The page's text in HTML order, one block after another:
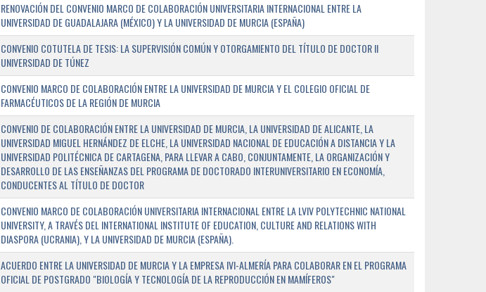
RENOVACIÓN DEL CONVENIO MARCO DE COLABORACIÓN UNIVERSITARIA INTERNACIONAL ENTRE LA
UNIVERSIDAD DE GUADALAJARA (MÉXICO) Y LA UNIVERSIDAD DE MURCIA (ESPAÑA)
CONVENIO COTUTELA DE TESIS: LA SUPERVISIÓN COMÚN Y OTORGAMIENTO DEL TÍTULO DE DOCTOR II
UNIVERSIDAD DE TÚNEZ
CONVENIO MARCO DE COLABORACIÓN ENTRE LA UNIVERSIDAD DE MURCIA Y EL COLEGIO OFICIAL DE
FARMACÉUTICOS DE LA REGIÓN DE MURCIA
CONVENIO DE COLABORACIÓN ENTRE LA UNIVERSIDAD DE MURCIA, LA UNIVERSIDAD DE ALICANTE, LA
UNIVERSIDAD MIGUEL HERNÁNDEZ DE ELCHE, LA UNIVERSIDAD NACIONAL DE EDUCACIÓN A DISTANCIA Y LA
UNIVERSIDAD POLITÉCNICA DE CARTAGENA, PARA LLEVAR A CABO, CONJUNTAMENTE, LA ORGANIZACIÓN Y
DESARROLLO DE LAS ENSEÑANZAS DEL PROGRAMA DE DOCTORADO INTERUNIVERSITARIO EN ECONOMÍA,
CONDUCENTES AL TÍTULO DE DOCTOR
CONVENIO MARCO DE COLABORACIÓN UNIVERSITARIA INTERNACIONAL ENTRE LA LVIV POLYTECHNIC NATIONAL
UNIVERSITY, A TRAVÉS DEL INTERNATIONAL INSTITUTE OF EDUCATION, CULTURE AND RELATIONS WITH
DIASPORA (UCRANIA), Y LA UNIVERSIDAD DE MURCIA (ESPAÑA).
ACUERDO ENTRE LA UNIVERSIDAD DE MURCIA Y LA EMPRESA IVI-ALMERÍA PARA COLABORAR EN EL PROGRAMA
OFICIAL DE POSTGRADO "BIOLOGÍA Y TECNOLOGÍA DE LA REPRODUCCIÓN EN MAMÍFEROS"